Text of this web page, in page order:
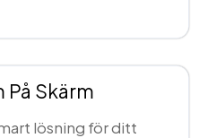
På Skärm
lösning för ditt